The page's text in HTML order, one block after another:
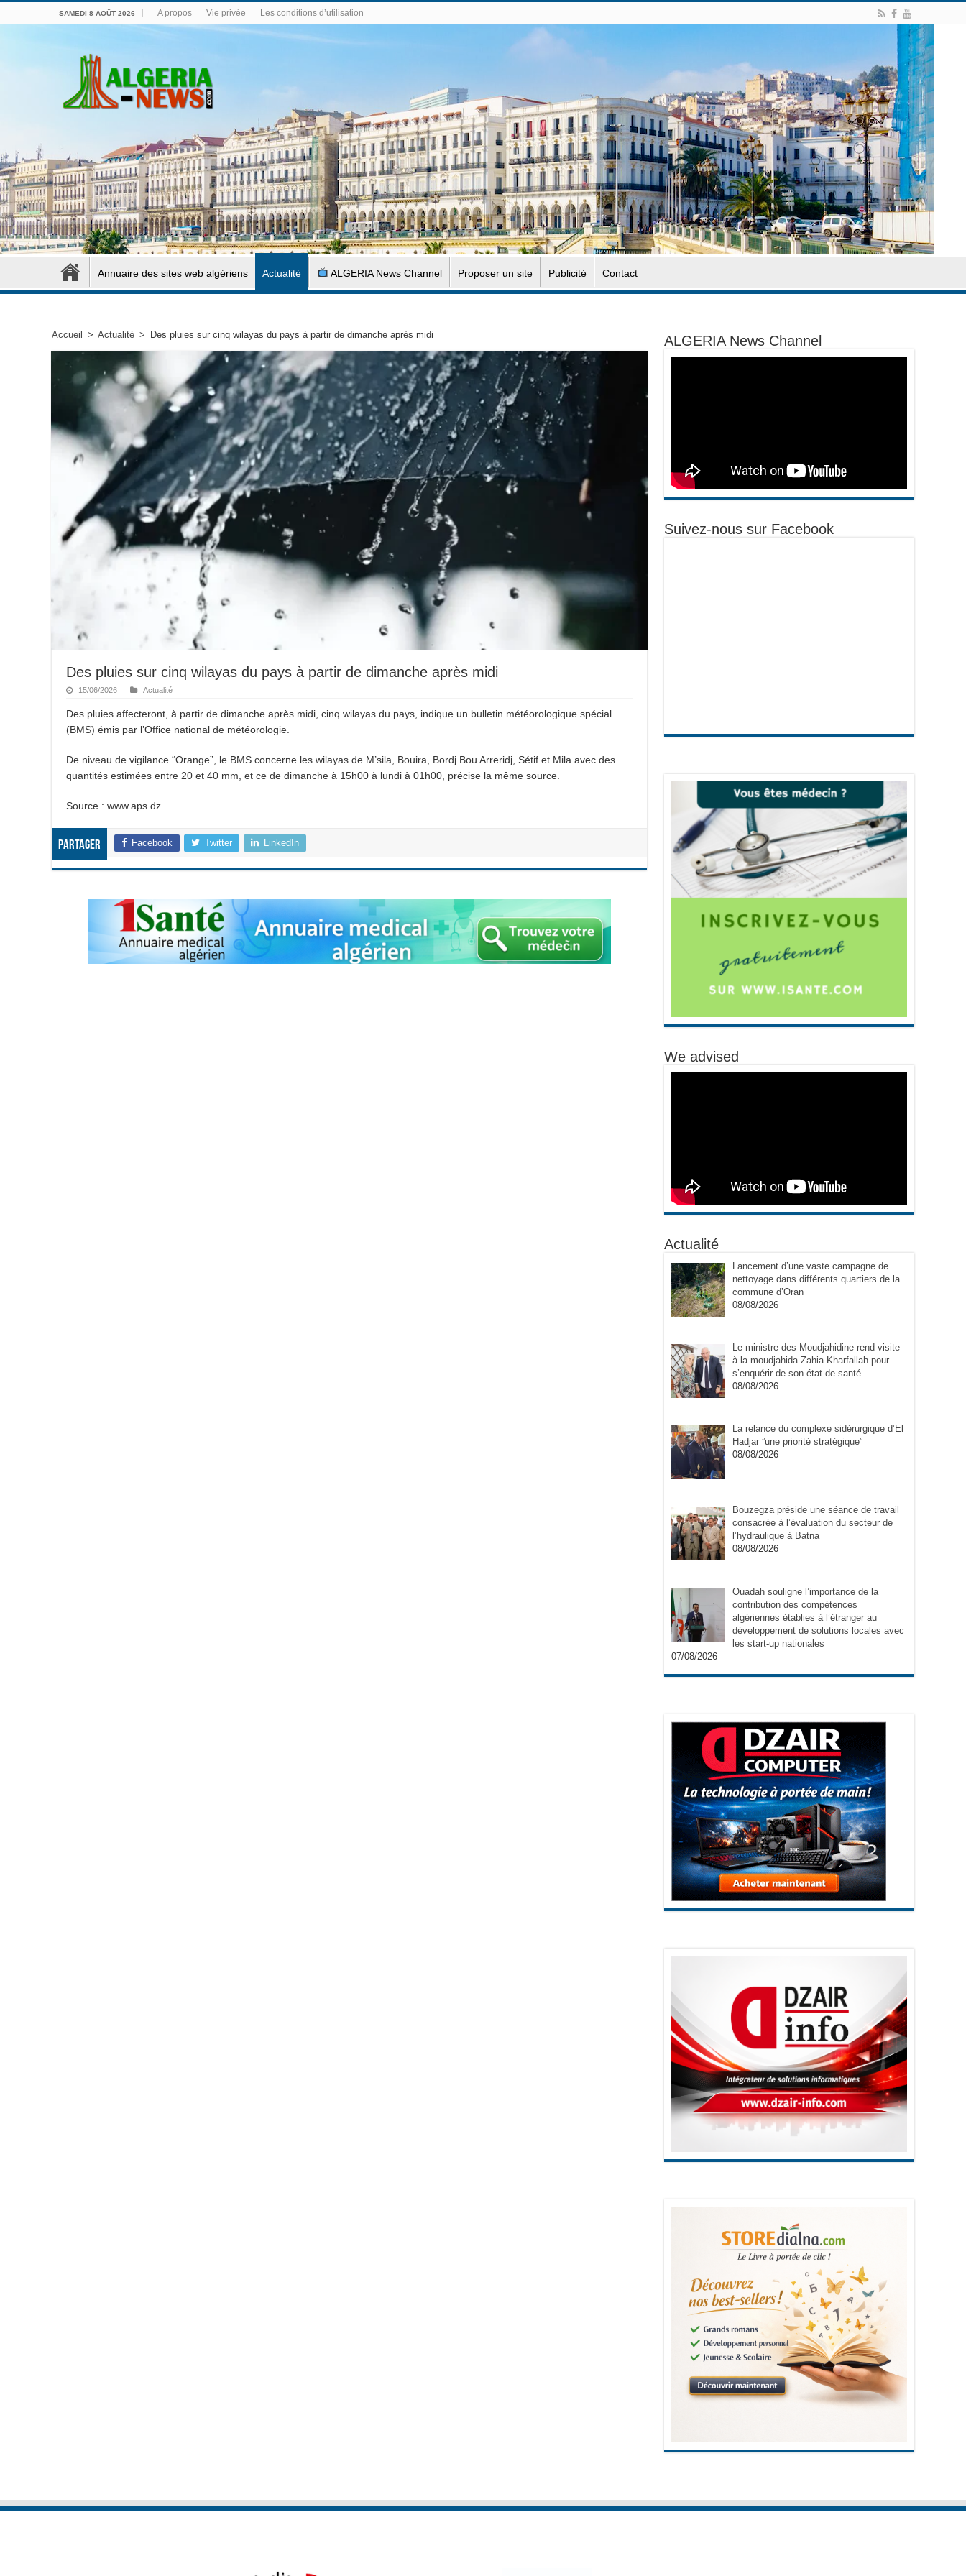
SAMEDI 8 AOÛT 2026 A propos Vie privée Les conditions d’utilisation
Annuaire des sites web algériens Actualité ALGERIA News Channel Proposer un site Publicité Contact
Accueil > Actualité > Des pluies sur cinq wilayas du pays à partir de dimanche après midi
Des pluies sur cinq wilayas du pays à partir de dimanche après midi
15/06/2026 Actualité
Des pluies affecteront, à partir de dimanche après midi, cinq wilayas du pays, indique un bulletin météorologique spécial
(BMS) émis par l’Office national de météorologie.
De niveau de vigilance “Orange”, le BMS concerne les wilayas de M’sila, Bouira, Bordj Bou Arreridj, Sétif et Mila avec des
quantités estimées entre 20 et 40 mm, et ce de dimanche à 15h00 à lundi à 01h00, précise la même source.
Source : www.aps.dz
Partager Facebook Twitter LinkedIn
ALGERIA News Channel
Suivez-nous sur Facebook
We advised
Actualité
Lancement d’une vaste campagne de
nettoyage dans différents quartiers de la
commune d’Oran
08/08/2026
Le ministre des Moudjahidine rend visite
à la moudjahida Zahia Kharfallah pour
s’enquérir de son état de santé
08/08/2026
La relance du complexe sidérurgique d’El
Hadjar ”une priorité stratégique”
08/08/2026
Bouzegza préside une séance de travail
consacrée à l’évaluation du secteur de
l’hydraulique à Batna
08/08/2026
Ouadah souligne l’importance de la
contribution des compétences
algériennes établies à l’étranger au
développement de solutions locales avec
les start-up nationales
07/08/2026